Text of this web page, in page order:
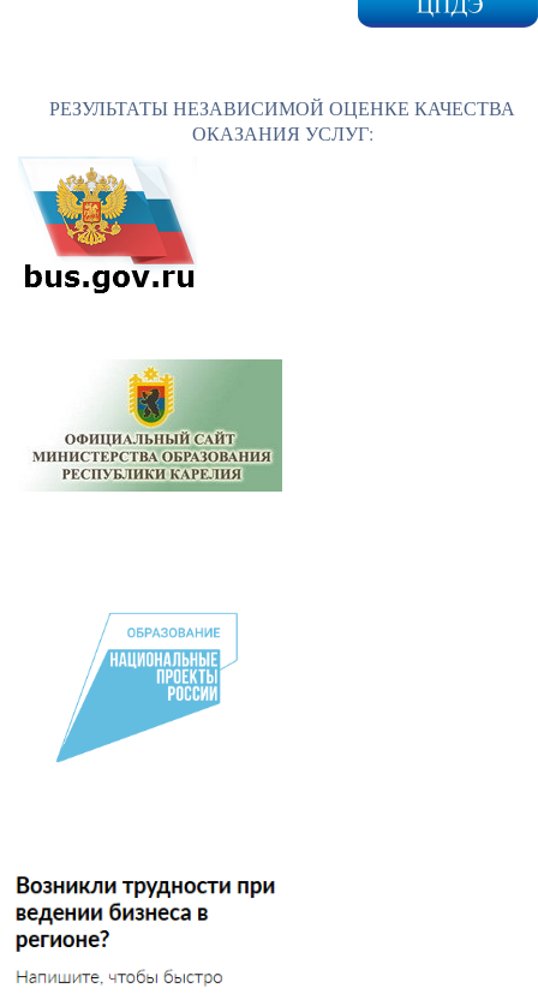
РЕЗУЛЬТАТЫ НЕЗАВИСИМОЙ ОЦЕНКЕ КАЧЕСТВА
ОКАЗАНИЯ УСЛУГ: